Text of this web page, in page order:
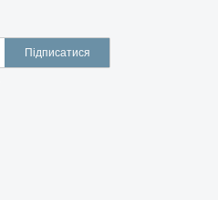
Підписатися